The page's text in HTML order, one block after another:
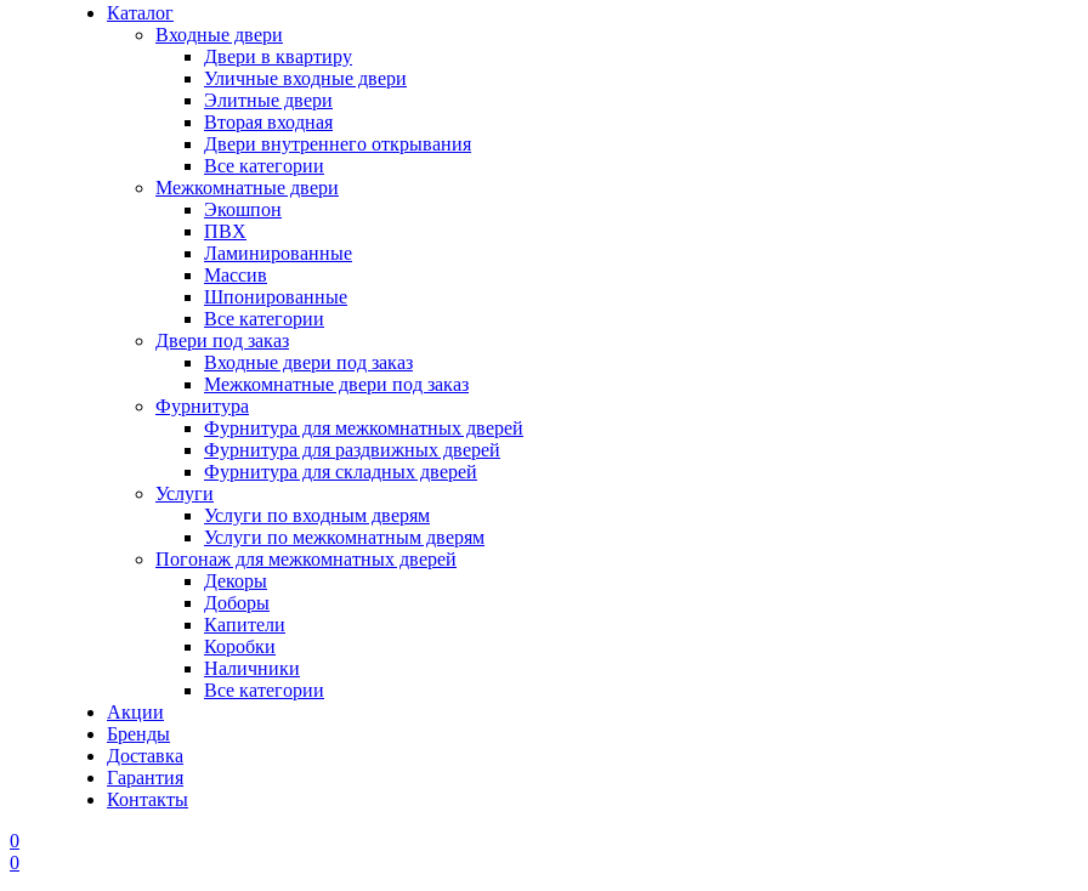
Каталог
Входные двери
Двери в квартиру
Уличные входные двери
Элитные двери
Вторая входная
Двери внутреннего открывания
Все категории
Межкомнатные двери
Экошпон
ПВХ
Ламинированные
Массив
Шпонированные
Все категории
Двери под заказ
Входные двери под заказ
Межкомнатные двери под заказ
Фурнитура
Фурнитура для межкомнатных дверей
Фурнитура для раздвижных дверей
Фурнитура для складных дверей
Услуги
Услуги по входным дверям
Услуги по межкомнатным дверям
Погонаж для межкомнатных дверей
Декоры
Доборы
Капители
Коробки
Наличники
Все категории
Акции
Бренды
Доставка
Гарантия
Контакты
0
0